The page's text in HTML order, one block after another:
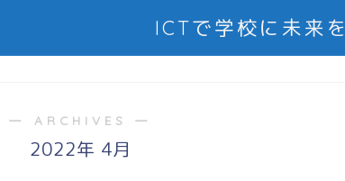
ICTで学校に未来を
― ARCHIVES ―
2022年 4月